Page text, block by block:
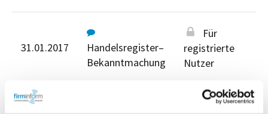
31.01.2017
Handelsregister–
Bekanntmachung
Für
registrierte
Nutzer
Für registrierte Nutzer